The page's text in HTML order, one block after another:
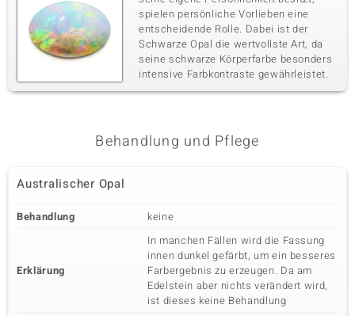
spielen persönliche Vorlieben eine
entscheidende Rolle. Dabei ist der
Schwarze Opal die wertvollste Art, da
seine schwarze Körperfarbe besonders
intensive Farbkontraste gewährleistet.
Behandlung und Pflege
Australischer Opal
Behandlung keine
Erklärung
In manchen Fällen wird die Fassung
innen dunkel gefärbt, um ein besseres
Farbergebnis zu erzeugen. Da am
Edelstein aber nichts verändert wird,
ist dieses keine Behandlung